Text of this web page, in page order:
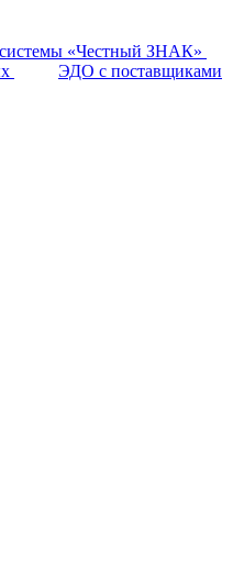
«Честный ЗНАК»
ЭДО с поставщиками